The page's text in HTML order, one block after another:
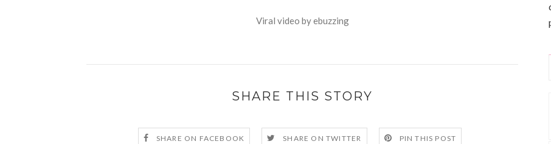
Viral video by ebuzzing
SHARE THIS STORY
SHARE ON FACEBOOK SHARE ON TWITTER PIN THIS POST